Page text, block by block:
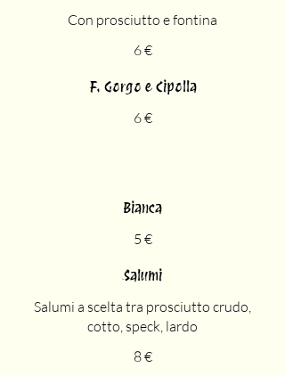
Con prosciutto e fontina
6 €
F. Gorgo e Cipolla
6 €
Bianca
5 €
Salumi
Salumi a scelta tra prosciutto crudo,
cotto, speck, lardo
8 €